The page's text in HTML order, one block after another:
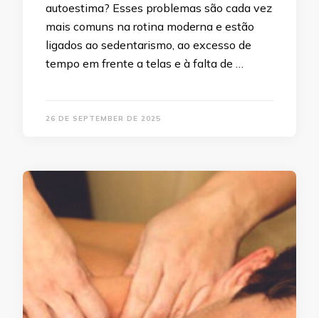
autoestima? Esses problemas são cada vez
mais comuns na rotina moderna e estão
ligados ao sedentarismo, ao excesso de
tempo em frente a telas e à falta de …
26 DE SEPTEMBER DE 2025